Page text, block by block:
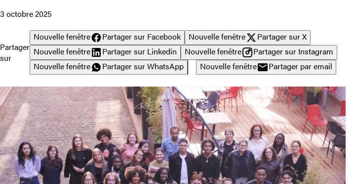
3 octobre 2025
Partager
sur
Nouvelle fenêtre Partager sur Facebook Nouvelle fenêtre
Partager sur X
Nouvelle fenêtre
Partager sur Linkedin Nouvelle fenêtre
Partager sur Instagram
Nouvelle fenêtre
Partager sur WhatsApp Nouvelle fenêtre Partager par email